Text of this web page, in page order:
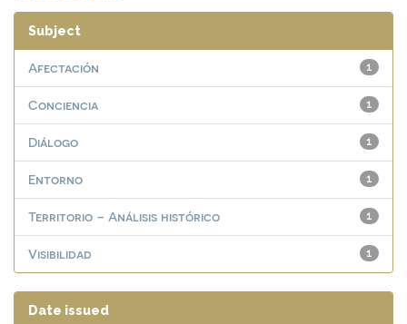
Subject
1
Afectación
1
Conciencia
1
Diálogo
1
Entorno
1
Territorio – Análisis histórico
1
Visibilidad
Date issued